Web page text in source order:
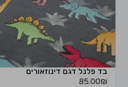
בד פלנל דגם דינוזאורים
85.00₪